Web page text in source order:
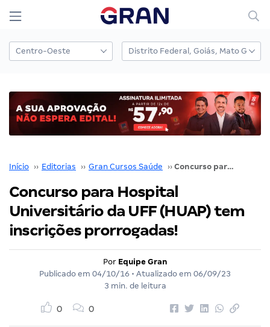
Início ›› Editorias ›› Gran Cursos Saúde ›› Concurso para Hospital Universitário da UFF (HUAP) tem inscrições prorrogadas!
Concurso para Hospital
Universitário da UFF (HUAP) tem
inscrições prorrogadas!
Por Equipe Gran
Publicado em 04/10/16 • Atualizado em 06/09/23
3 min. de leitura
0 0